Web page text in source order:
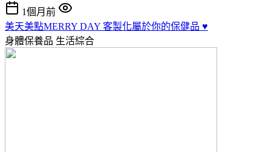
1個月前
美天美點MERRY DAY 客製化屬於你的保健品 ♥️
身體保養品 生活綜合